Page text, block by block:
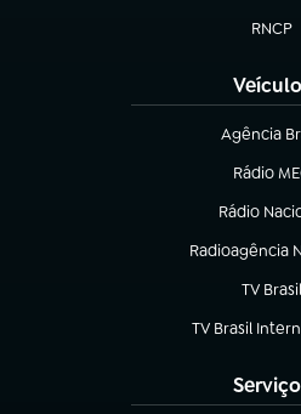
RNCP
(abre
Agência
(abre em
Rádio
(abre em
Rádio
Radioagência
(abre em nova
TV Brasil
(abre
TV Brasil
(abre em nova